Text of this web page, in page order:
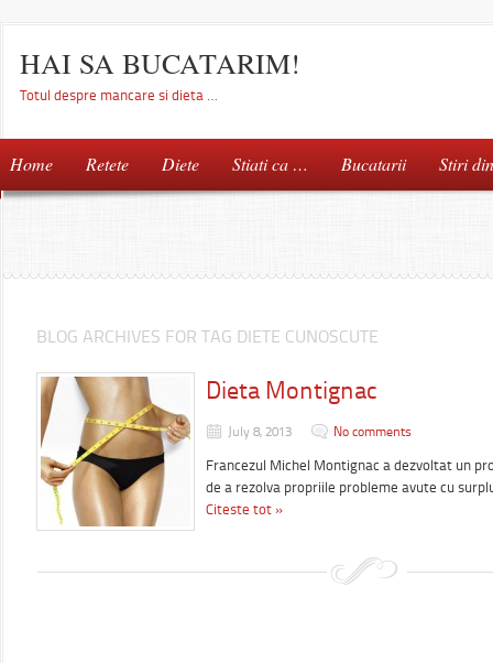
HAI SA BUCATARIM!
Totul despre mancare si dieta …
Home Retete Diete Stiati ca … Bucatarii Stiri
BLOG ARCHIVES FOR TAG DIETE CUNOSCUTE
Dieta Montignac
July 8, 2013 No comments
Francezul Michel Montignac a dezvoltat un
de a rezolva propriile probleme avute cu
Citeste tot »